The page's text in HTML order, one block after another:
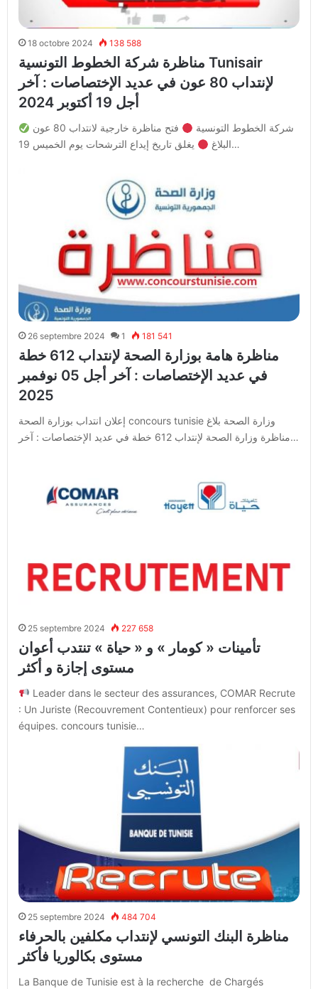
18 octobre 2024 138 588
مناظرة شركة الخطوط التونسية Tunisair
لإنتداب 80 عون في عديد الإختصاصات : آخر
أجل 19 أكتوبر 2024
شركة الخطوط التونسية
فتح مناظرة خارجية لانتداب 80 عون
البلاغيغلق تاريخ إيداع الترشحات يوم الخميس 19…
26 septembre 2024 1 181 541
مناظرة هامة بوزارة الصحة لإنتداب 612 خطة
في عديد الإختصاصات : آخر أجل 05 نوفمبر
2025
إعلان انتداب بوزارة الصحة concours tunisie وزارة الصحة بلاغ
مناظرة وزارة الصحة لإنتداب 612 خطة في عديد الإختصاصات : آخر…
25 septembre 2024 227 658
تأمينات « كومار » و « حياة » تنتدب أعوان
مستوى إجازة و أكثر
Leader dans le secteur des assurances, COMAR Recrute
: Un Juriste (Recouvrement Contentieux) pour renforcer ses
équipes. concours tunisie…
25 septembre 2024 484 704
مناظرة البنك التونسي لإنتداب مكلفين بالحرفاء
مستوى بكالوريا فأكثر
La Banque de Tunisie est à la recherche de Chargés